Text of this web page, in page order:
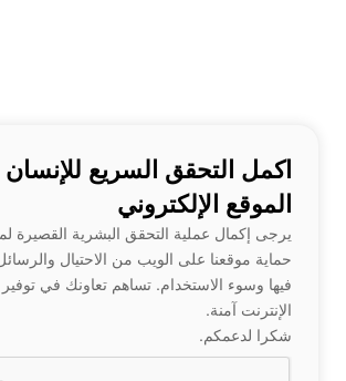
اكمل التحقق السريع للإنسان
الموقع الإلكتروني
يرجى إكمال عملية التحقق البشرية القصيرة
حماية موقعنا على الويب من الاحتيال
فيها وسوء الاستخدام. تساهم تعاونك في
الإنترنت آمنة.
شكرا لدعمكم.